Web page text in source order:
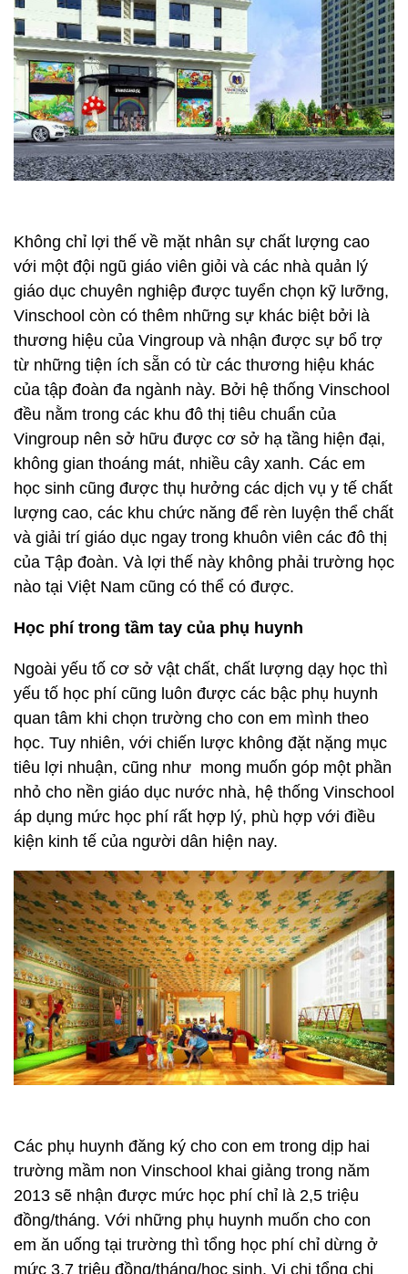
Không chỉ lợi thế về mặt nhân sự chất lượng cao
với một đội ngũ giáo viên giỏi và các nhà quản lý
giáo dục chuyên nghiệp được tuyển chọn kỹ lưỡng,
Vinschool còn có thêm những sự khác biệt bởi là
thương hiệu của Vingroup và nhận được sự bổ trợ
từ những tiện ích sẵn có từ các thương hiệu khác
của tập đoàn đa ngành này. Bởi hệ thống Vinschool
đều nằm trong các khu đô thị tiêu chuẩn của
Vingroup nên sở hữu được cơ sở hạ tầng hiện đại,
không gian thoáng mát, nhiều cây xanh. Các em
học sinh cũng được thụ hưởng các dịch vụ y tế chất
lượng cao, các khu chức năng để rèn luyện thể chất
và giải trí giáo dục ngay trong khuôn viên các đô thị
của Tập đoàn. Và lợi thế này không phải trường học
nào tại Việt Nam cũng có thể có được.
Học phí trong tầm tay của phụ huynh
Ngoài yếu tố cơ sở vật chất, chất lượng dạy học thì
yếu tố học phí cũng luôn được các bậc phụ huynh
quan tâm khi chọn trường cho con em mình theo
học. Tuy nhiên, với chiến lược không đặt nặng mục
tiêu lợi nhuận, cũng như mong muốn góp một phần
nhỏ cho nền giáo dục nước nhà, hệ thống Vinschool
áp dụng mức học phí rất hợp lý, phù hợp với điều
kiện kinh tế của người dân hiện nay.
Các phụ huynh đăng ký cho con em trong dịp hai
trường mầm non Vinschool khai giảng trong năm
2013 sẽ nhận được mức học phí chỉ là 2,5 triệu
đồng/tháng. Với những phụ huynh muốn cho con
em ăn uống tại trường thì tổng học phí chỉ dừng ở
mức 3,7 triệu đồng/tháng/học sinh. Vị chi tổng chi